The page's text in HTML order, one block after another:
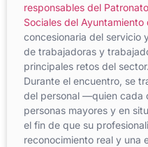
responsables del
Sociales del Ayuntamiento
concesionaria del servicio
de trabajadoras y
principales retos del sector.
Durante el encuentro, se
del personal —quien cada
personas mayores y en
el fin de que su
reconocimiento real y una